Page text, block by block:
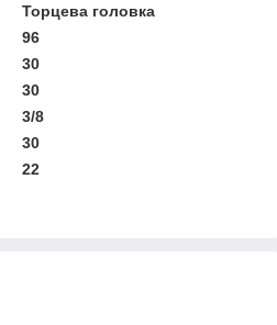
Торцева головка
96
30
30
3/8
30
22